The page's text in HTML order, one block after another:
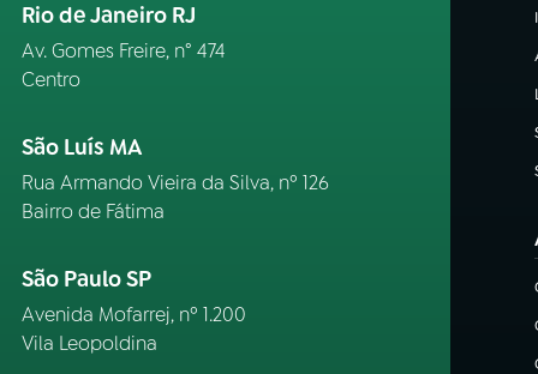
Rio de Janeiro RJ
Av. Gomes Freire, n° 474
Centro
São Luís MA
Rua Armando Vieira da Silva, nº 126
Bairro de Fátima
São Paulo SP
Avenida Mofarrej, nº 1.200
Vila Leopoldina